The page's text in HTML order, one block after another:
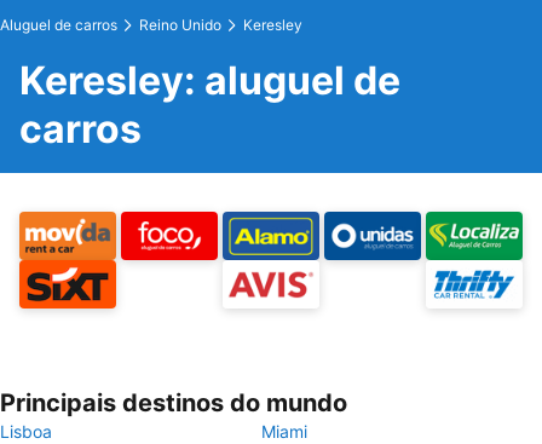
Aluguel de carros Reino Unido Keresley
Keresley: aluguel de
carros
Principais destinos do mundo
Lisboa
Miami